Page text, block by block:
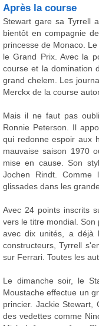
Après la course
Stewart gare sa Tyrrell
bientôt en compagnie
princesse de Monaco.
le Grand Prix. Avec la
course et la domination
grand chelem. Les
Merckx de la course
Mais il ne faut pas
Ronnie Peterson. Il
qui redonne espoir aux
mauvaise saison 1970
mise en cause. Son
Jochen Rindt. Comme
glissades dans les
Avec 24 points inscrits
vers le titre mondial. Son
avec dix unités, a déjà
constructeurs, Tyrrell
sur Ferrari. Toutes les
Le dimanche soir, le
Moustache effectue un
princier. Jackie Stewart,
des vedettes comme